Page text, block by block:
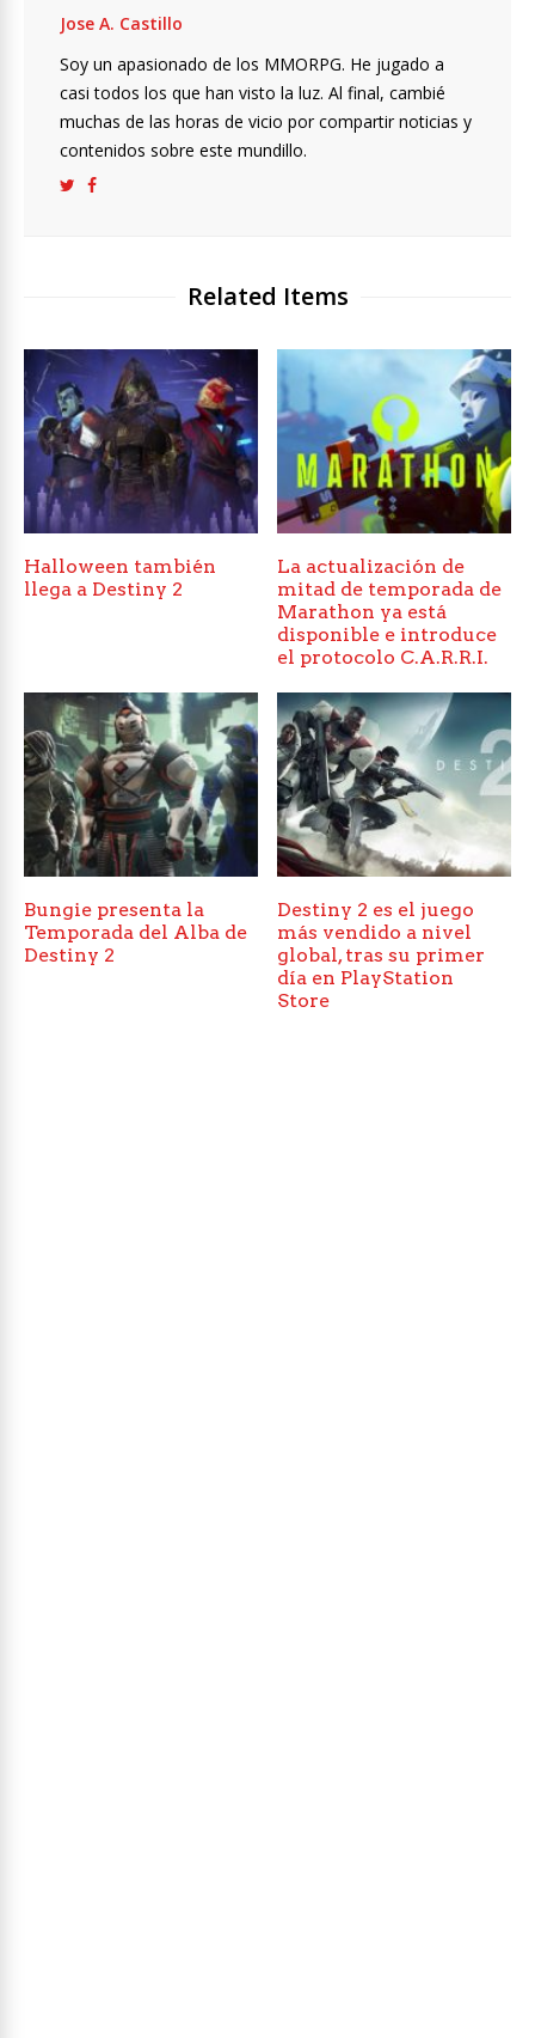
Jose A. Castillo
Soy un apasionado de los MMORPG. He jugado a
casi todos los que han visto la luz. Al final, cambié
muchas de las horas de vicio por compartir noticias y
contenidos sobre este mundillo.
Related Items
Halloween también
llega a Destiny 2
La actualización de
mitad de temporada de
Marathon ya está
disponible e introduce
el protocolo C.A.R.R.I.
Bungie presenta la
Temporada del Alba de
Destiny 2
Destiny 2 es el juego
más vendido a nivel
global, tras su primer
día en PlayStation
Store